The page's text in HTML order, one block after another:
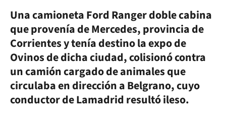
Una camioneta Ford Ranger doble cabina
que provenía de Mercedes, provincia de
Corrientes y tenía destino la expo de
Ovinos de dicha ciudad, colisionó contra
un camión cargado de animales que
circulaba en dirección a Belgrano, cuyo
conductor de Lamadrid resultó ileso.